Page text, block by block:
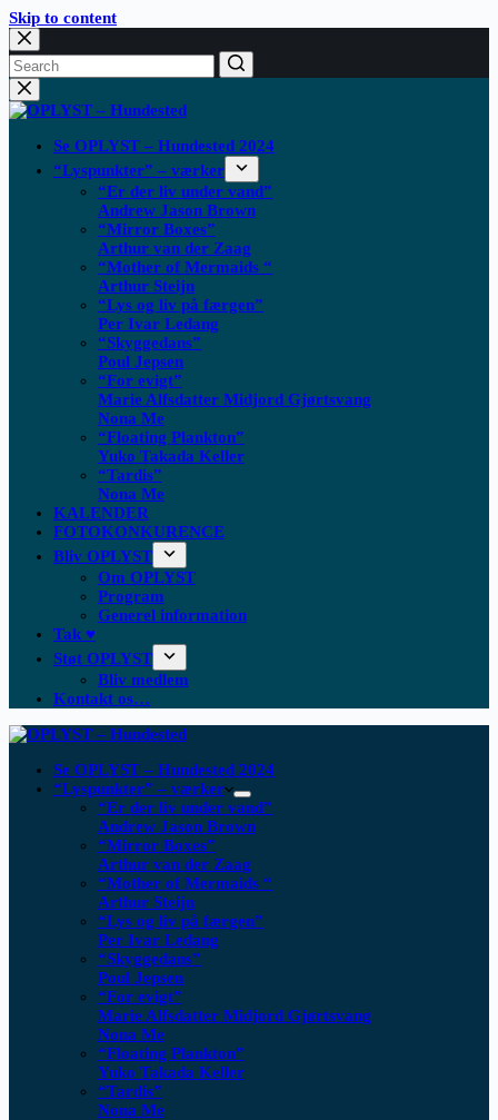
Skip to content
Se OPLYST – Hundested 2024
“Lyspunkter” – værker
“Er der liv under vand”
Andrew Jason Brown
“Mirror Boxes”
Arthur van der Zaag
“Mother of Mermaids “
Arthur Steijn
“Lys og liv på færgen”
Per Ivar Ledang
“Skyggedans”
Poul Jepsen
“For evigt”
Marie Alfsdatter Midjord Gjørtsvang
Nona Me
“Floating Plankton​”
Yuko Takada Keller
“Tardis”
Nona Me
KALENDER
FOTOKONKURENCE
Bliv OPLYST
Om OPLYST
Program
Generel information
Tak ♥
Støt OPLYST
Bliv medlem
Kontakt os…
Se OPLYST – Hundested 2024
“Lyspunkter” – værker
“Er der liv under vand”
Andrew Jason Brown
“Mirror Boxes”
Arthur van der Zaag
“Mother of Mermaids “
Arthur Steijn
“Lys og liv på færgen”
Per Ivar Ledang
“Skyggedans”
Poul Jepsen
“For evigt”
Marie Alfsdatter Midjord Gjørtsvang
Nona Me
“Floating Plankton​”
Yuko Takada Keller
“Tardis”
Nona Me